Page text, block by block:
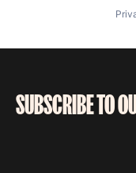
SUBSCRIBE TO